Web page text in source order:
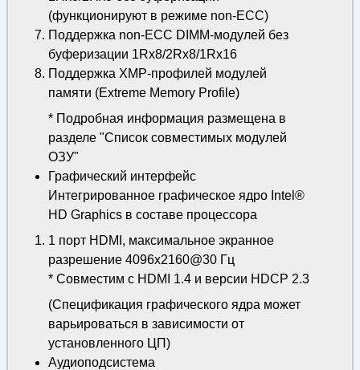
(функционируют в режиме non-ECC)
Поддержка non-ECC DIMM-модулей без
буферизации 1Rx8/2Rx8/1Rx16
Поддержка XMP-профилей модулей
памяти (Extreme Memory Profile)
* Подробная информация размещена в
разделе "Список совместимых модулей
ОЗУ"
Графический интерфейс
Интегрированное графическое ядро Intel®
HD Graphics в составе процессора
1 порт HDMI, максимальное экранное
разрешение 4096x2160@30 Гц
* Совместим с HDMI 1.4 и версии HDCP 2.3
(Спецификация графического ядра может
варьироваться в зависимости от
установленного ЦП)
Аудиоподсистема